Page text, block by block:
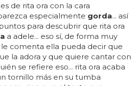
de rita ora con la cara
especialmente gorda... así
para descubrir que rita ora
a adele... eso sí, de forma muy
le comenta ella pueda decir que
la adora y que quiere cantar con
se refiere eso... rita ora acaba
tornillo más en su tumba